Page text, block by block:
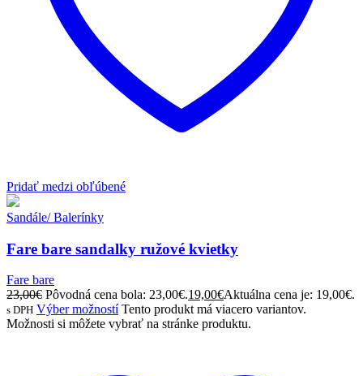
Pridať medzi obľúbené
Sandále/ Balerínky
Fare bare sandalky ružové kvietky
Fare bare
23,00€ Pôvodná cena bola: 23,00€.19,00€Aktuálna cena je: 19,00€.
s DPH Výber možností Tento produkt má viacero variantov.
Možnosti si môžete vybrať na stránke produktu.